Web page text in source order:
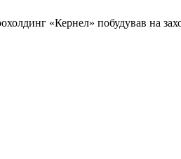
«Кернел» побудував на